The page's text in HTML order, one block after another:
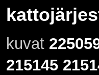
kuvat
215145